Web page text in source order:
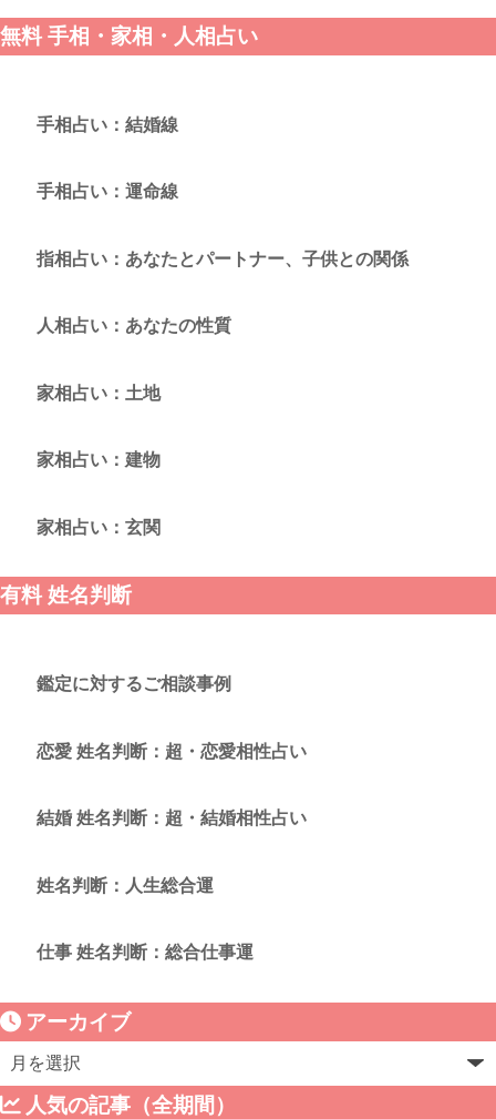
無料 手相・家相・人相占い
手相占い：結婚線
手相占い：運命線
指相占い：あなたとパートナー、子供との関係
人相占い：あなたの性質
家相占い：土地
家相占い：建物
家相占い：玄関
有料 姓名判断
鑑定に対するご相談事例
恋愛 姓名判断：超・恋愛相性占い
結婚 姓名判断：超・結婚相性占い
姓名判断：人生総合運
仕事 姓名判断：総合仕事運
アーカイブ
人気の記事（全期間）